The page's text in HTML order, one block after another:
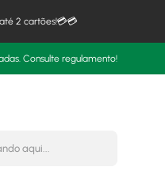
2 cartões!💳💳
Consulte regulamento!
seus produtos